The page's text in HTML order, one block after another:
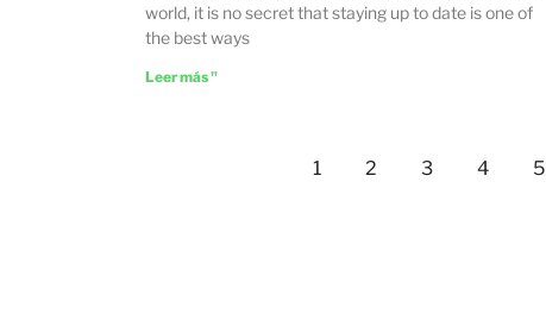
world, it is no secret that staying up to date is one of
the best ways
Leer más "
1 2 3 4 5